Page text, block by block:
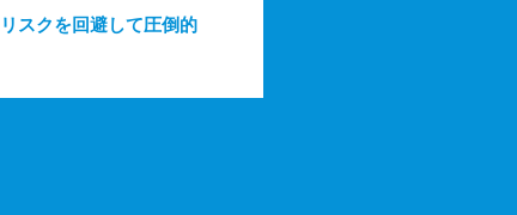
スクを回避して圧倒的